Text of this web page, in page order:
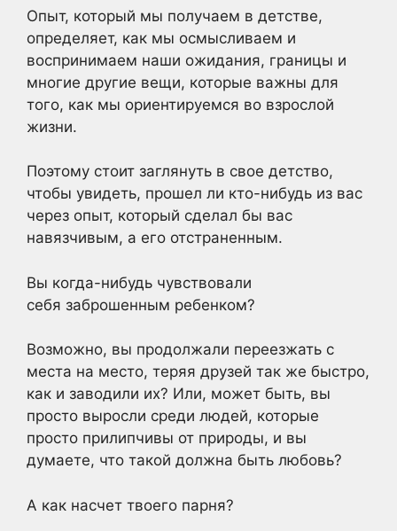
Опыт, который мы получаем в детстве,
определяет, как мы осмысливаем и
воспринимаем наши ожидания, границы и
многие другие вещи, которые важны для
того, как мы ориентируемся во взрослой
жизни.
Поэтому стоит заглянуть в свое детство,
чтобы увидеть, прошел ли кто-нибудь из вас
через опыт, который сделал бы вас
навязчивым, а его отстраненным.
Вы когда-нибудь чувствовали
себя заброшенным ребенком?
Возможно, вы продолжали переезжать с
места на место, теряя друзей так же быстро,
как и заводили их? Или, может быть, вы
просто выросли среди людей, которые
просто прилипчивы от природы, и вы
думаете, что такой должна быть любовь?
А как насчет твоего парня?